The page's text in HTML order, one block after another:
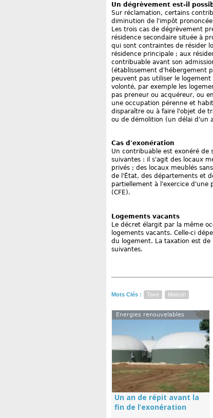
Un dégrèvement est-il
Sur réclamation, certains
diminution de l'impôt
Les trois cas de dégrèvement
résidence secondaire située à
qui sont contraintes de résider
résidence principale ; aux
contribuable avant son
(établissement d'hébergement
peuvent pas utiliser le
volonté, par exemple les
pas preneur ou acquéreur, ou
une occupation pérenne et
disparaître ou à faire l'objet de
ou de démolition (un délai d'un
Cas d'exonération
Un contribuable est exonéré de
suivantes : il s'agit des locaux
privés ; des locaux meublés
de l'État, des départements et
partiellement à l'exercice d'une
(CFE).
Logements vacants
Le décret élargit par la même
logements vacants. Celle-ci
du logement. La taxation est de
suivantes.
Mots Clés : Taxe Maison
Energies renouvelables
Un an de répit avant la
fin de l’exonération